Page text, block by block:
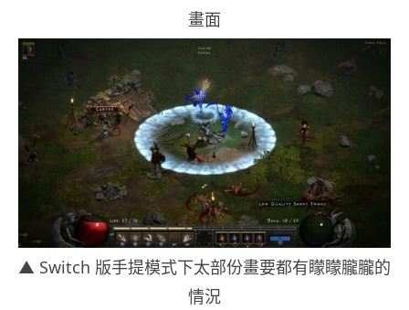
畫面
▲ Switch 版手提模式下太部份畫要都有矇矇朧朧的
情況